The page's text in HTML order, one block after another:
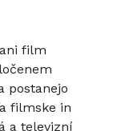
film
postanejo
filmske in
a televizní